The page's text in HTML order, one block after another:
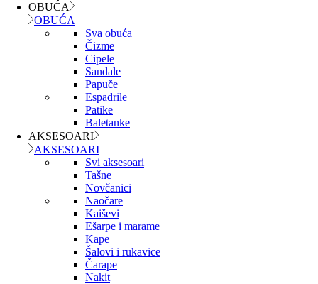
OBUĆA
OBUĆA
Sva obuća
Čizme
Cipele
Sandale
Papuče
Espadrile
Patike
Baletanke
AKSESOARI
AKSESOARI
Svi aksesoari
Tašne
Novčanici
Naočare
Kaiševi
Ešarpe i marame
Kape
Šalovi i rukavice
Čarape
Nakit